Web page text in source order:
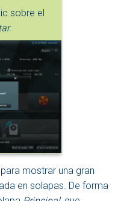
sobre el
.
mostrar una gran
en solapas. De forma